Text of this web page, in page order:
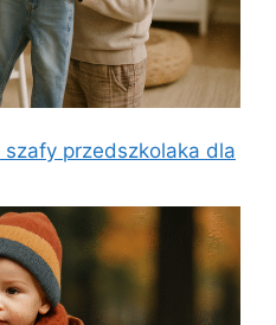
szafy przedszkolaka dla